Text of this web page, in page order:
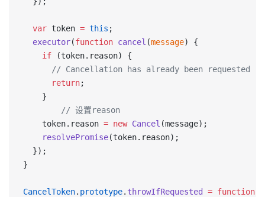
  var
token = this ;
  executor
(function cancel (message) {
    if
(token.reason) {
      // Cancellation has already been requested
      return
;
    }
		// 设置reason
    token.reason
= new Cancel (message);
    resolvePromise
(token.reason);
  });
}
CancelToken. prototype. throwIfRequested = function